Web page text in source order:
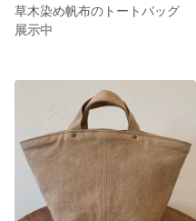
草木染め帆布のトートバッグ
展示中